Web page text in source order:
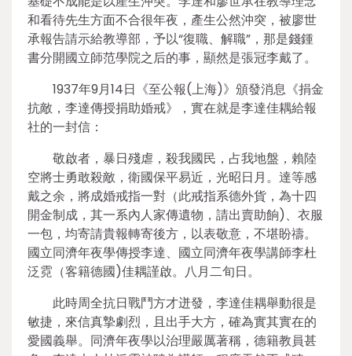
和看待先生方面不合很年夜，產生公然沖突，被廖世
承報告請示給教導部，予以“復職、解職”，那是錢鍾
書分開國立師范學院之后的事，顯然是張冠李戴了。
1937年9月14日《至公報(上海)》頒發消息《捐金
抗敵，李達傳授捐助婚戒》，實在就是李達佳耦給報
社的一封信：
敬啟者，暴日殘虐，殺我國民，占我地盤，賴陸
空將士勇敢殺敵，衛國保平易近，光昭日月。達等感
戴之余，將成婚戒指一對（此戒指系德外貨，為十四
開金制成，其一系內人家傳遺物，請出賣助餉)、衣服
一包，均寄請貴報轉寄後方，以表敬意，不堪盼禱。
國立同濟年夜學傳授李達、國立同濟年夜學講師李杜
泛霓（客籍德國)佳耦謹啟。八月二旬日。
此時周全抗日戰鬥方才迸發，李達佳耦舉動很是
敏捷，來信真摯劇烈，且出手大方，確為實其實在的
愛國義舉。同濟年夜學以治理嚴厲著稱，德籍教員甚